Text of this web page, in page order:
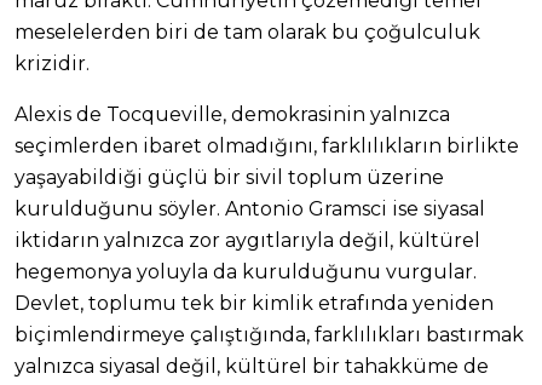
meselelerden biri de tam olarak bu çoğulculuk
krizidir.
Alexis de Tocqueville, demokrasinin yalnızca
seçimlerden ibaret olmadığını, farklılıkların birlikte
yaşayabildiği güçlü bir sivil toplum üzerine
kurulduğunu söyler. Antonio Gramsci ise siyasal
iktidarın yalnızca zor aygıtlarıyla değil, kültürel
hegemonya yoluyla da kurulduğunu vurgular.
Devlet, toplumu tek bir kimlik etrafında yeniden
biçimlendirmeye çalıştığında, farklılıkları bastırmak
yalnızca siyasal değil, kültürel bir tahakküme de